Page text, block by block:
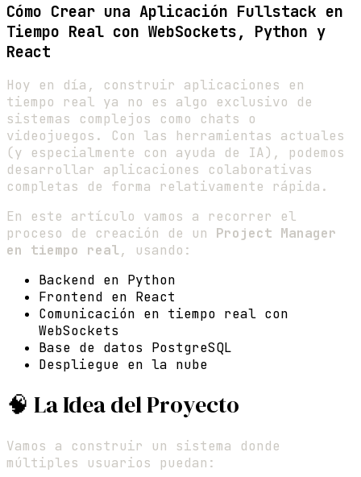
Cómo Crear una Aplicación Fullstack en
Tiempo Real con WebSockets, Python y
React
Hoy en día, construir aplicaciones en
tiempo real ya no es algo exclusivo de
sistemas complejos como chats o
videojuegos. Con las herramientas actuales
(y especialmente con ayuda de IA), podemos
desarrollar aplicaciones colaborativas
completas de forma relativamente rápida.
En este artículo vamos a recorrer el
proceso de creación de un Project Manager
en tiempo real, usando:
Backend en Python
Frontend en React
Comunicación en tiempo real con
WebSockets
Base de datos PostgreSQL
Despliegue en la nube
🧠 La Idea del Proyecto
Vamos a construir un sistema donde
múltiples usuarios puedan: